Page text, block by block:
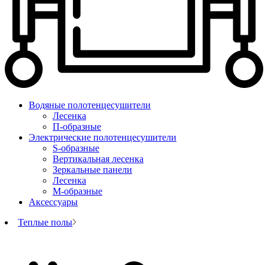
Водяные полотенцесушители
Лесенка
П-образные
Электрические полотенцесушители
S-образные
Вертикальная лесенка
Зеркальные панели
Лесенка
М-образные
Аксессуары
Теплые полы